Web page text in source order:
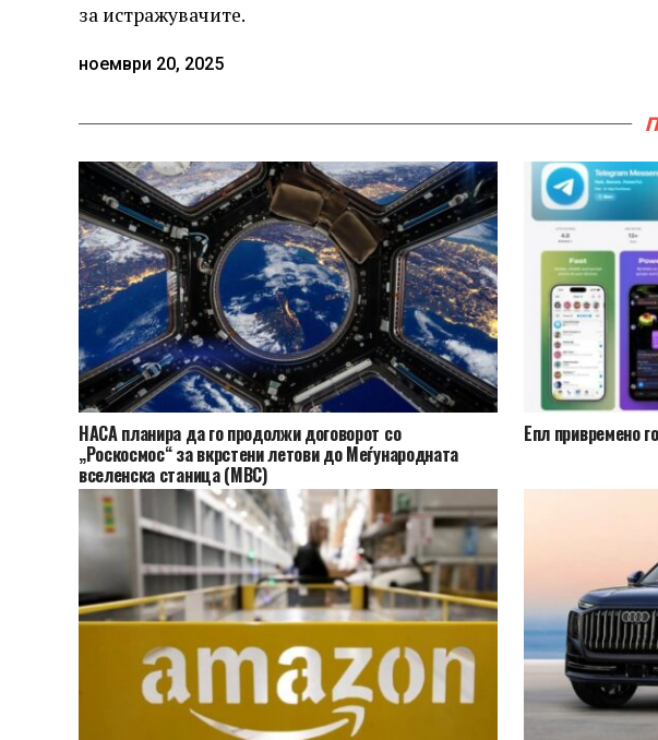
за истражувачите.
ноември 20, 2025
НАСА планира да го продолжи договорот со
„Роскосмос“ за вкрстени летови до Меѓународната
вселенска станица (МВС)
Епл привремено